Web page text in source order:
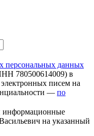
персональных данных
780500614009) в
писем на
— по
информационные
на указанный